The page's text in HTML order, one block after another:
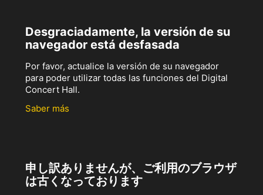
Desgraciadamente, la versión de su
navegador está desfasada
Por favor, actualice la versión de su navegador
para poder utilizar todas las funciones del Digital
Concert Hall.
Saber más
申し訳ありませんが、ご利用のブラウザ
は古くなっております